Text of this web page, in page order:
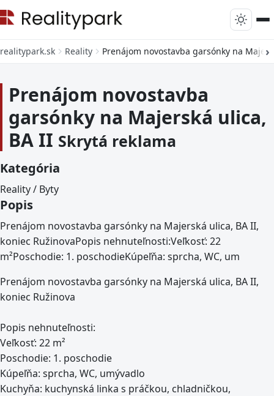
realitypark.sk Reality Prenájom novostavba garsónky na
Prenájom novostavba
garsónky na Majerská ulica,
BA II Skrytá reklama
Kategória
Reality / Byty
Popis
Prenájom novostavba garsónky na Majerská ulica, BA II,
koniec RužinovaPopis nehnuteľnosti:Veľkosť: 22
m²Poschodie: 1. poschodieKúpeľňa: sprcha, WC, um
Prenájom novostavba garsónky na Majerská ulica, BA II,
koniec Ružinova
Popis nehnuteľnosti:
Veľkosť: 22 m²
Poschodie: 1. poschodie
Kúpeľňa: sprcha, WC, umývadlo
Kuchyňa: kuchynská linka s práčkou, chladničkou,